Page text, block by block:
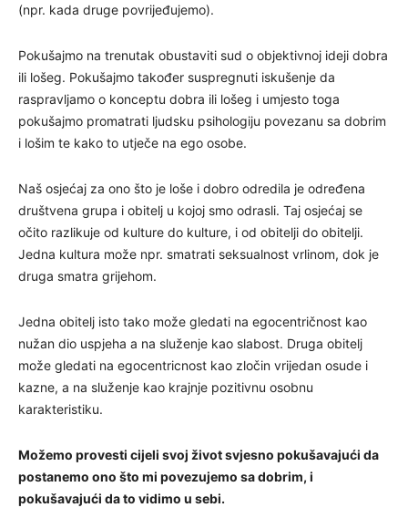
(npr. kada druge povrijeđujemo).
Pokušajmo na trenutak obustaviti sud o objektivnoj ideji dobra
ili lošeg. Pokušajmo također suspregnuti iskušenje da
raspravljamo o konceptu dobra ili lošeg i umjesto toga
pokušajmo promatrati ljudsku psihologiju povezanu sa dobrim
i lošim te kako to utječe na ego osobe.
Naš osjećaj za ono što je loše i dobro odredila je određena
društvena grupa i obitelj u kojoj smo odrasli. Taj osjećaj se
očito razlikuje od kulture do kulture, i od obitelji do obitelji.
Jedna kultura može npr. smatrati seksualnost vrlinom, dok je
druga smatra grijehom.
Jedna obitelj isto tako može gledati na egocentričnost kao
nužan dio uspjeha a na služenje kao slabost. Druga obitelj
može gledati na egocentricnost kao zločin vrijedan osude i
kazne, a na služenje kao krajnje pozitivnu osobnu
karakteristiku.
Možemo provesti cijeli svoj život svjesno pokušavajući da
postanemo ono što mi povezujemo sa dobrim, i
pokušavajući da to vidimo u sebi.